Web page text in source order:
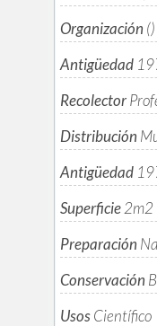
Organización ()
Antigüedad
Recolector
Distribución
Antigüedad
Superficie2m2
Preparación
Conservación
UsosCientífico